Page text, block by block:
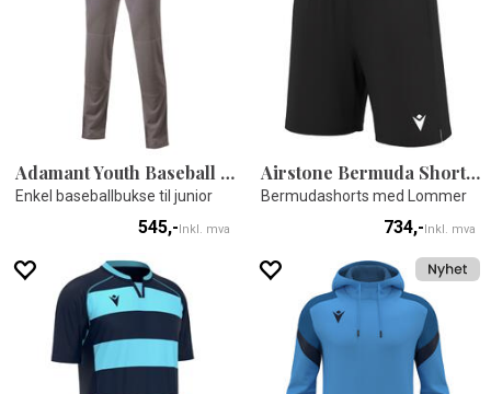
Adamant Youth Baseball Pant
Enkel baseballbukse til junior
545,-Inkl. mva
Airstone Bermuda Shorts Dame
Bermudashorts med Lommer
734,-Inkl. mva